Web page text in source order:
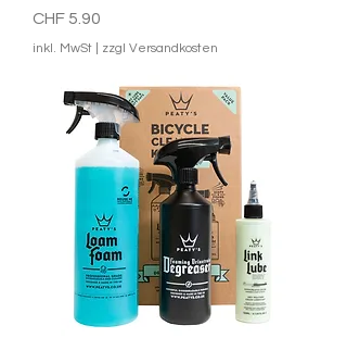
Preis
CHF 5.90
inkl. MwSt zzgl Versandkosten